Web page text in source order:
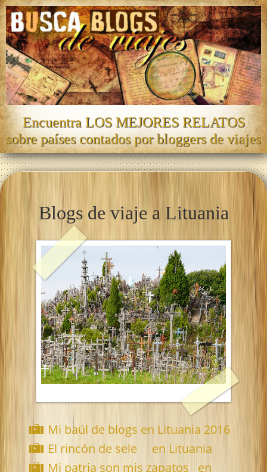
Encuentra LOS MEJORES RELATOS
sobre países contados por bloggers de viajes
Blogs de viaje a Lituania
Mi baúl de blogs en Lituania 2016
El rincón de sele en Lituania
Mi patria son mis zapatos en